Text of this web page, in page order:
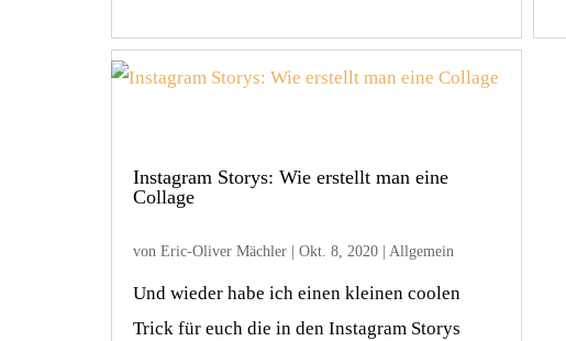
Instagram Storys: Wie erstellt man eine
Collage
von Eric-Oliver Mächler| Okt. 8, 2020| Allgemein
Und wieder habe ich einen kleinen coolen
Trick für euch die in den Instagram Storys